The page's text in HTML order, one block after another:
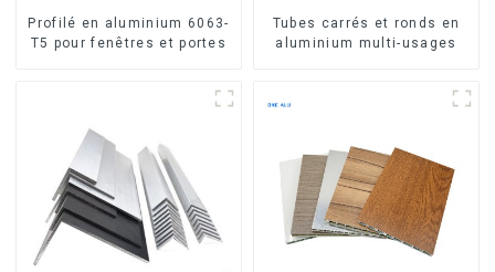
Profilé en aluminium 6063-
T5 pour fenêtres et portes
Tubes carrés et ronds en
aluminium multi-usages